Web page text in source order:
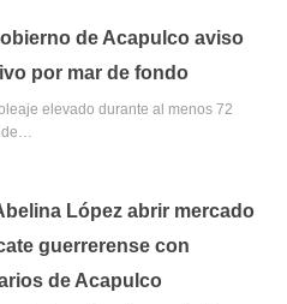
de Acapulco aviso
por mar de fondo
elevado durante al menos 72
de…
López abrir mercado
guerrerense con
de Acapulco